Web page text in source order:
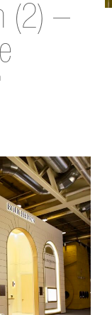
(2) –